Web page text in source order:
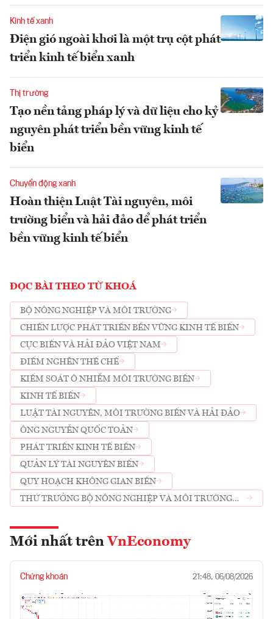
Kinh tế xanh
Điện gió ngoài khơi là một trụ cột phát
triển kinh tế biển xanh
Thị trường
Tạo nền tảng pháp lý và dữ liệu cho kỷ
nguyên phát triển bền vững kinh tế
biển
Chuyển động xanh
Hoàn thiện Luật Tài nguyên, môi
trường biển và hải đảo dể phát triển
bền vững kinh tế biển
ĐỌC BÀI THEO TỪ KHOÁ
BỘ NÔNG NGHIỆP VÀ MÔI TRƯỜNG
CHIẾN LƯỢC PHÁT TRIỂN BỀN VỮNG KINH TẾ BIỂN
CỤC BIỂN VÀ HẢI ĐẢO VIỆT NAM
ĐIỂM NGHẼN THỂ CHẾ
KIỂM SOÁT Ô NHIỄM MÔI TRƯỜNG BIỂN
KINH TẾ BIỂN
LUẬT TÀI NGUYÊN, MÔI TRƯỜNG BIỂN VÀ HẢI ĐẢO
ÔNG NGUYỄN QUỐC TOẢN
PHÁT TRIỂN KINH TẾ BIỂN
QUẢN LÝ TÀI NGUYÊN BIỂN
QUY HOẠCH KHÔNG GIAN BIỂN
THỨ TRƯỞNG BỘ NÔNG NGHIỆP VÀ MÔI TRƯỜNG
Mới nhất trên VnEconomy
Chứng khoán 21:48, 06/08/2026